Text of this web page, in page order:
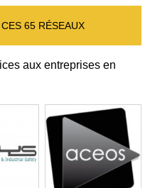
65 RÉSEAUX
aux entreprises en